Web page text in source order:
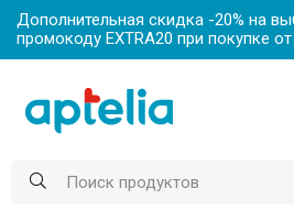
Дополнительная скидка -20% на
промокоду EXTRA20 при покупке от